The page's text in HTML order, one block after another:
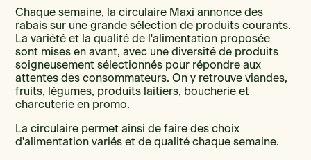
Chaque semaine, la circulaire Maxi annonce des
rabais sur une grande sélection de produits courants.
La variété et la qualité de l'alimentation proposée
sont mises en avant, avec une diversité de produits
soigneusement sélectionnés pour répondre aux
attentes des consommateurs. On y retrouve viandes,
fruits, légumes, produits laitiers, boucherie et
charcuterie en promo.
La circulaire permet ainsi de faire des choix
d'alimentation variés et de qualité chaque semaine.